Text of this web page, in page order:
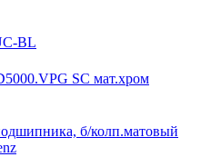
BL
SC мат.хром
б/колп.матовый